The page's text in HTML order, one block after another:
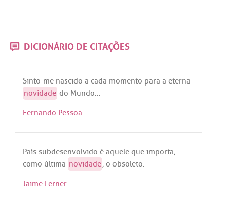
DICIONÁRIO DE CITAÇÕES
Sinto-me nascido a cada momento para a eterna
novidade do Mundo...
Fernando Pessoa
País subdesenvolvido é aquele que importa,
como última novidade, o obsoleto.
Jaime Lerner